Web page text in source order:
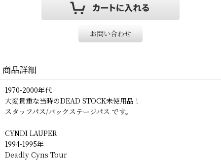
お問い合わせ
商品詳細
1970-2000年代
大変貴重な当時のDEAD STOCK未使用品！
スタッフパス/バックステージパス です。
CYNDI LAUPER
1994-1995年
Deadly Cyns Tour